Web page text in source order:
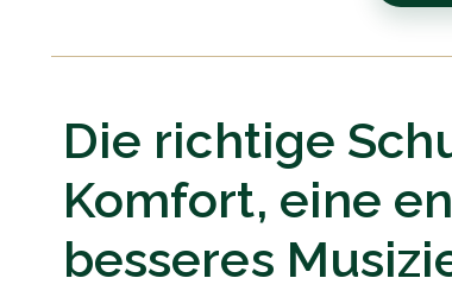
Die richtige
Komfort, eine
besseres